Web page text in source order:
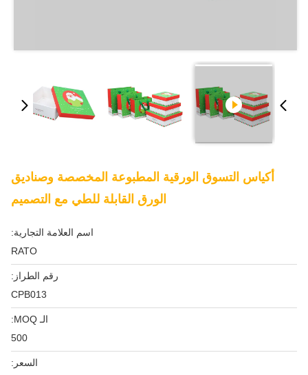
أكياس التسوق الورقية المطبوعة المخصصة وصناديق
الورق القابلة للطي مع التصميم
اسم العلامة التجارية:
RATO
رقم الطراز:
CPB013
الـ MOQ:
500
السعر: